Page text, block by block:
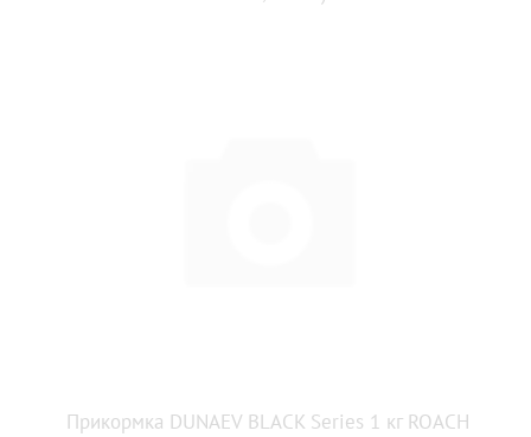
Прикормка DUNAEV BLACK Series 1 кг ROАCH